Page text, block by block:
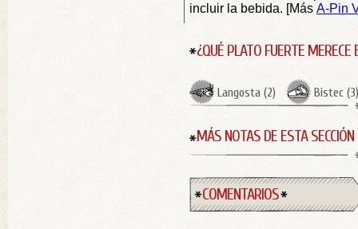
incluir la bebida. [Más A-Pin
¿QUÉ PLATO FUERTE MERECE
Langosta (2) Bistec (3)
MÁS NOTAS DE ESTA SECCIÓN
COMENTARIOS